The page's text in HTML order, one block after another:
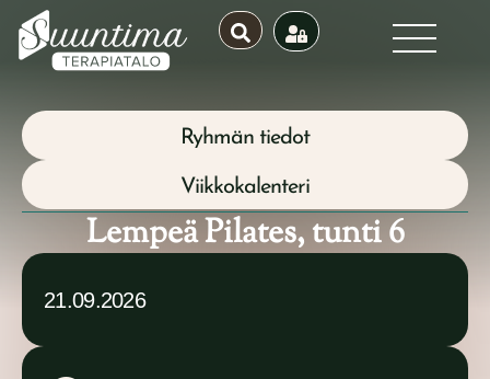
Ryhmän tiedot
Viikkokalenteri
Lempeä Pilates, tunti 6
21.09.2026